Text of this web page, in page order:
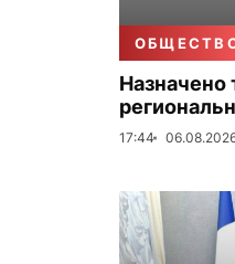
Назначено
17:44